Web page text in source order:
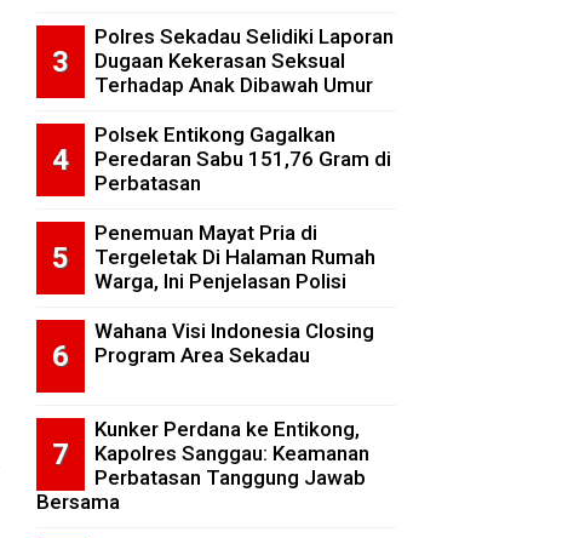
Polres Sekadau Selidiki Laporan
Dugaan Kekerasan Seksual
Terhadap Anak Dibawah Umur
Polsek Entikong Gagalkan
Peredaran Sabu 151,76 Gram di
Perbatasan
Penemuan Mayat Pria di
Tergeletak Di Halaman Rumah
Warga, Ini Penjelasan Polisi
Wahana Visi Indonesia Closing
Program Area Sekadau
Kunker Perdana ke Entikong,
Kapolres Sanggau: Keamanan
Perbatasan Tanggung Jawab
Bersama